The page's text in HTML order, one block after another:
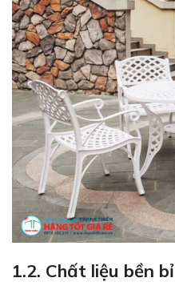
1.2. Chất liệu bền bỉ